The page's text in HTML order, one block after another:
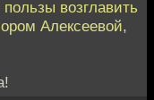
возглавить
Алексеевой,